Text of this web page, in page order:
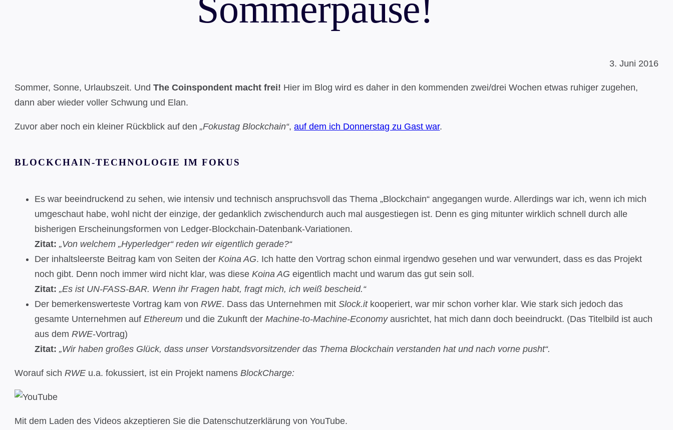
Sommerpause!
3. Juni 2016
Sommer, Sonne, Urlaubszeit. UndThe Coinspondent macht frei! Hier im Blog wird es daher in den kommenden zwei/drei Wochen etwas ruhiger zugehen,
dann aber wieder voller Schwung und Elan.
Zuvor aber noch ein kleiner Rückblick auf den„Fokustag Blockchain“,auf dem ich Donnerstag zu Gast war.
BLOCKCHAIN-TECHNOLOGIE IM FOKUS
Es war beeindruckend zu sehen, wie intensiv und technisch anspruchsvoll das Thema „Blockchain“ angegangen wurde. Allerdings war ich, wenn ich mich
umgeschaut habe, wohl nicht der einzige, der gedanklich zwischendurch auch mal ausgestiegen ist. Denn es ging mitunter wirklich schnell durch alle
bisherigen Erscheinungsformen von Ledger-Blockchain-Datenbank-Variationen.
Zitat: „Von welchem „Hyperledger“ reden wir eigentlich gerade?“
Der inhaltsleerste Beitrag kam von Seiten derKoina AG. Ich hatte den Vortrag schon einmal irgendwo gesehen und war verwundert, dass es das Projekt
noch gibt. Denn noch immer wird nicht klar, was dieseKoina AG eigentlich macht und warum das gut sein soll.
Zitat: „Es ist UN-FASS-BAR. Wenn ihr Fragen habt, fragt mich, ich weiß bescheid.“
Der bemerkenswerteste Vortrag kam vonRWE. Dass das Unternehmen mitSlock.itkooperiert, war mir schon vorher klar. Wie stark sich jedoch das
gesamte Unternehmen aufEthereum und die Zukunft derMachine-to-Machine-Economyausrichtet, hat mich dann doch beeindruckt. (Das Titelbild ist auch
aus demRWE-Vortrag)
Zitat: „Wir haben großes Glück, dass unser Vorstandsvorsitzender das Thema Blockchain verstanden hat und nach vorne pusht“.
Worauf sichRWE u.a. fokussiert, ist ein Projekt namensBlockCharge:
Mit dem Laden des Videos akzeptieren Sie die Datenschutzerklärung von YouTube.